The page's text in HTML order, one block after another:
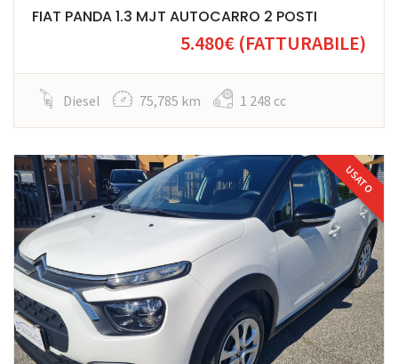
FIAT PANDA 1.3 MJT AUTOCARRO 2 POSTI
5.480€ (FATTURABILE)
Diesel 75,785 km 1 248 cc
USATO